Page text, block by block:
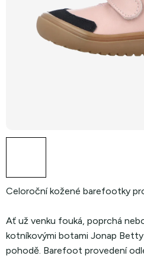
Celoroční kožené barefootky
Ať už venku fouká, poprchá
kotníkovými botami Jonap
pohodě. Barefoot provedení